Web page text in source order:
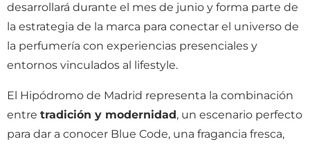
desarrollará durante el mes de junio y forma parte de
la estrategia de la marca para conectar el universo de
la perfumería con experiencias presenciales y
entornos vinculados al lifestyle.
El Hipódromo de Madrid representa la combinación
entre tradición y modernidad, un escenario perfecto
para dar a conocer Blue Code, una fragancia fresca,